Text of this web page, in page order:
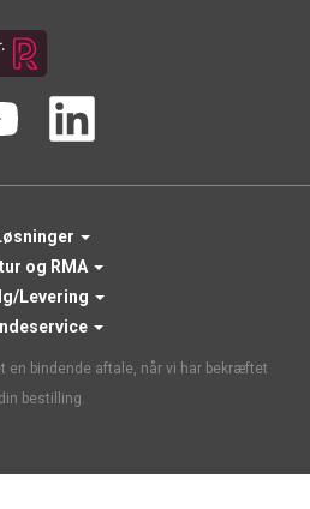
og RMA
Levering
en bindende aftale, når vi har bekræftet
din bestilling.